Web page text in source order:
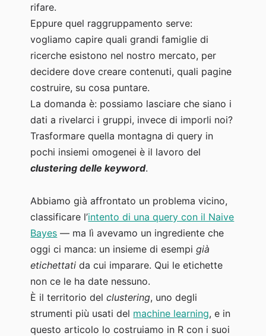
rifare.
Eppure quel raggruppamento serve:
vogliamo capire quali grandi famiglie di
ricerche esistono nel nostro mercato, per
decidere dove creare contenuti, quali pagine
costruire, su cosa puntare.
La domanda è: possiamo lasciare che siano i
dati a rivelarci i gruppi, invece di imporli noi?
Trasformare quella montagna di query in
pochi insiemi omogenei è il lavoro del
clustering delle keyword.
Abbiamo già affrontato un problema vicino,
classificare l’intento di una query con il Naive
Bayes — ma lì avevamo un ingrediente che
oggi ci manca: un insieme di esempigià
etichettati da cui imparare. Qui le etichette
non ce le ha date nessuno.
È il territorio delclustering, uno degli
strumenti più usati del machine learning, e in
questo articolo lo costruiamo in R con i suoi